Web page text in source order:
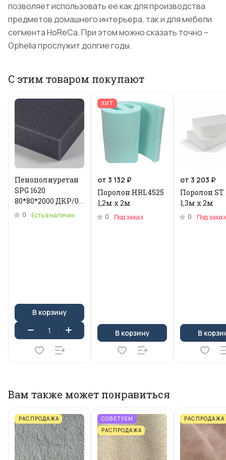
позволяет использовать ее как для производства
предметов домашнего интерьера, так и для мебели
сегмента HoReCa. При этом можно сказать точно –
Ophelia прослужит долгие годы.
С этим товаром покупают
Пенополиуретан
SPG 1620
80*80*2000 ДКР/0.2
кг .N-3955U
0 Есть в наличии
В корзину
ХИТ
от 3 132 ₽
Поролон HRL4525
1,2м x 2м
0 Под заказ
В корзину
от 3 203 ₽
Поролон ST
1,3м х 2м
0 Под заказ
В
Вам также может понравиться
РАСПРОДАЖА
СОВЕТУЕМ
РАСПРОДАЖА
РАСПРОДАЖА